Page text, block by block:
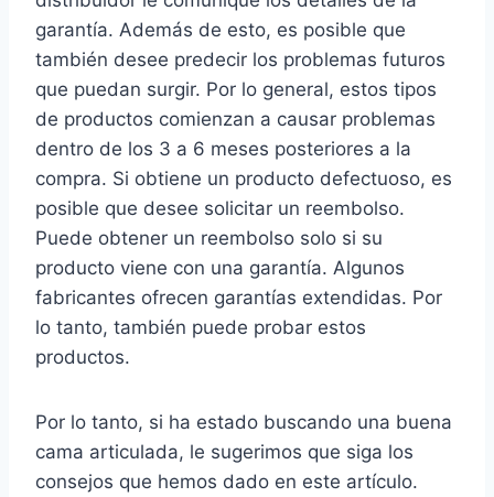
garantía. Además de esto, es posible que
también desee predecir los problemas futuros
que puedan surgir. Por lo general, estos tipos
de productos comienzan a causar problemas
dentro de los 3 a 6 meses posteriores a la
compra. Si obtiene un producto defectuoso, es
posible que desee solicitar un reembolso.
Puede obtener un reembolso solo si su
producto viene con una garantía. Algunos
fabricantes ofrecen garantías extendidas. Por
lo tanto, también puede probar estos
productos.
Por lo tanto, si ha estado buscando una buena
cama articulada, le sugerimos que siga los
consejos que hemos dado en este artículo.